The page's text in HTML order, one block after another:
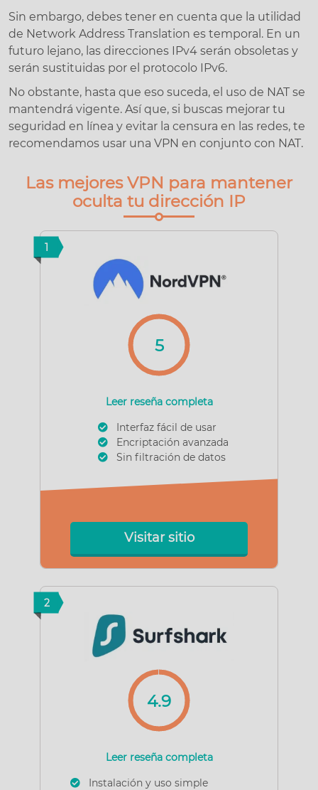
Sin embargo, debes tener en cuenta que la utilidad
de Network Address Translation es temporal. En un
futuro lejano, las direcciones IPv4 serán obsoletas y
serán sustituidas por el protocolo IPv6.
No obstante, hasta que eso suceda, el uso de NAT se
mantendrá vigente. Así que, si buscas mejorar tu
seguridad en línea y evitar la censura en las redes, te
recomendamos usar una VPN en conjunto con NAT.
Las mejores VPN para mantener
oculta tu dirección IP
1
5
Leer reseña completa
Interfaz fácil de usar
Encriptación avanzada
Sin filtración de datos
Visitar sitio
2
4.9
Leer reseña completa
Instalación y uso simple